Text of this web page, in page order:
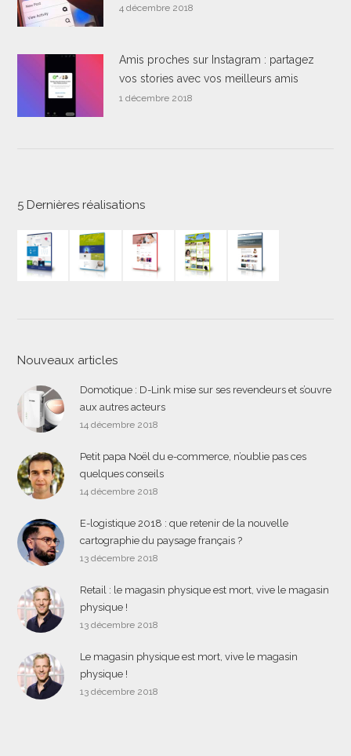
4 décembre 2018
Amis proches sur Instagram : partagez
vos stories avec vos meilleurs amis
1 décembre 2018
5 Dernières réalisations
Nouveaux articles
Domotique : D-Link mise sur ses revendeurs et s’ouvre
aux autres acteurs
14 décembre 2018
Petit papa Noël du e-commerce, n’oublie pas ces
quelques conseils
14 décembre 2018
E-logistique 2018 : que retenir de la nouvelle
cartographie du paysage français ?
13 décembre 2018
Retail : le magasin physique est mort, vive le magasin
physique !
13 décembre 2018
Le magasin physique est mort, vive le magasin
physique !
13 décembre 2018